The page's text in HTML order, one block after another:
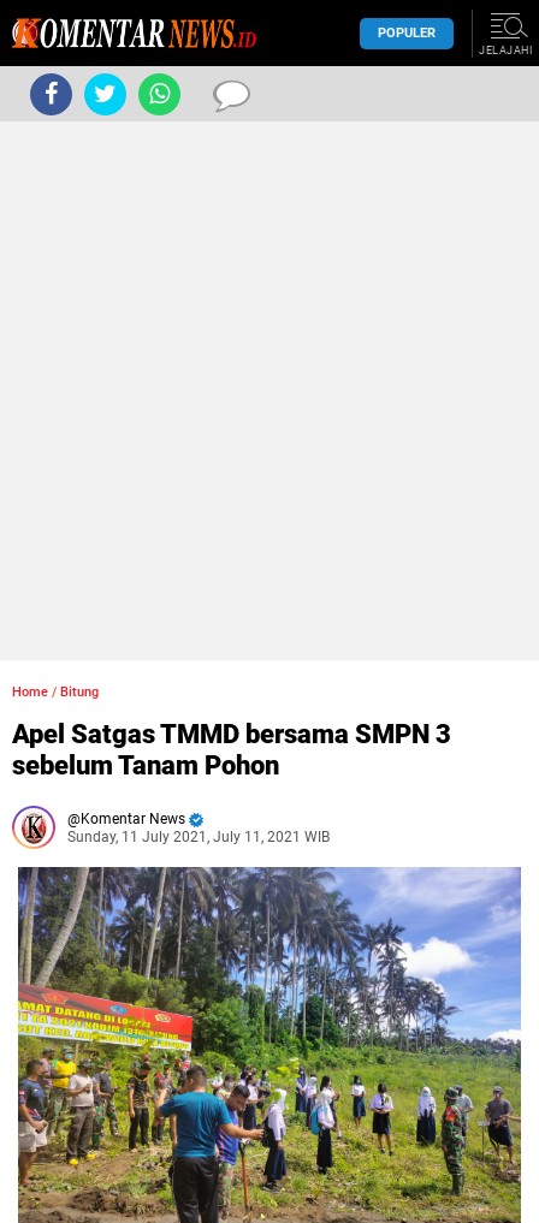
POPULER
JELAJAHI
Home / Bitung
Apel Satgas TMMD bersama SMPN 3
sebelum Tanam Pohon
Komentar News
Sunday, 11 July 2021, July 11, 2021 WIB